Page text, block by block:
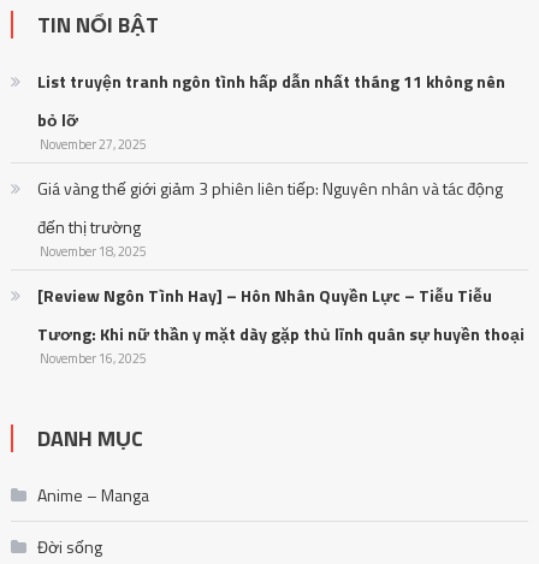
TIN NỔI BẬT
List truyện tranh ngôn tình hấp dẫn nhất tháng 11 không nên
bỏ lỡ
November 27, 2025
Giá vàng thế giới giảm 3 phiên liên tiếp: Nguyên nhân và tác động
đến thị trường
November 18, 2025
[Review Ngôn Tình Hay] – Hôn Nhân Quyền Lực – Tiễu Tiễu
Tương: Khi nữ thần y mặt dày gặp thủ lĩnh quân sự huyền thoại
November 16, 2025
DANH MỤC
Anime – Manga
Đời sống